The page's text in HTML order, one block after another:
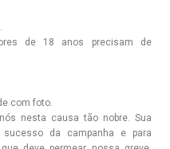
de 18 anos precisam de
com foto.
nesta causa tão nobre. Sua
da campanha e para